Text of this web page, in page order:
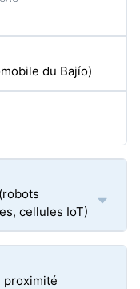
du Bajío)
cellules IoT)
proximité